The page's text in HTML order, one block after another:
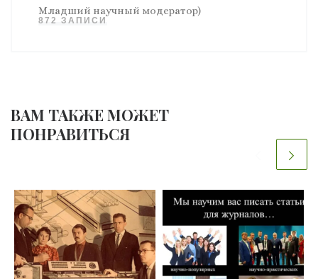
Младший научный модератор)
872 ЗАПИСИ
ВАМ ТАКЖЕ МОЖЕТ
ПОНРАВИТЬСЯ